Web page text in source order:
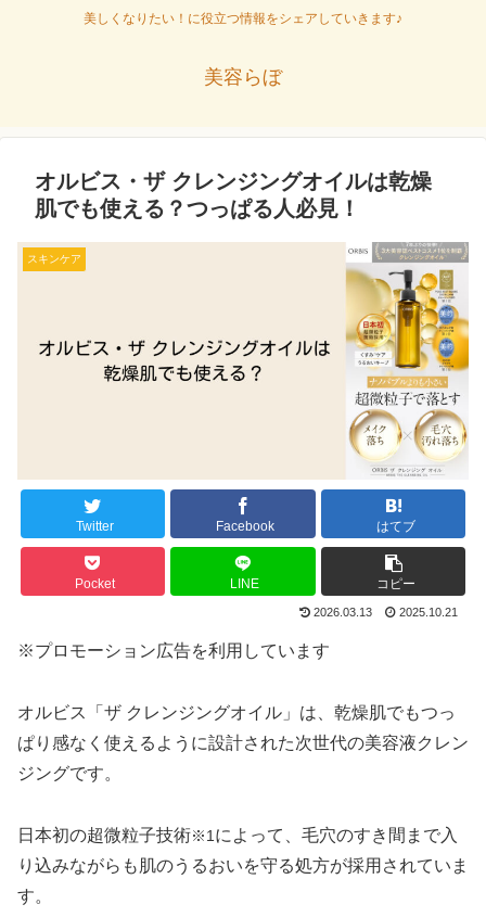
美しくなりたい！に役立つ情報をシェアしていきます♪
美容らぼ
オルビス・ザ クレンジングオイルは乾燥
肌でも使える？つっぱる人必見！
スキンケア
Twitter Facebook はてブ
Pocket LINE コピー
2026.03.13 2025.10.21
※プロモーション広告を利用しています
オルビス「ザ クレンジングオイル」は、乾燥肌でもつっ
ぱり感なく使えるように設計された次世代の美容液クレン
ジングです。
日本初の超微粒子技術※1 によって、毛穴のすき間まで入
り込みながらも肌のうるおいを守る処方が採用されていま
す。